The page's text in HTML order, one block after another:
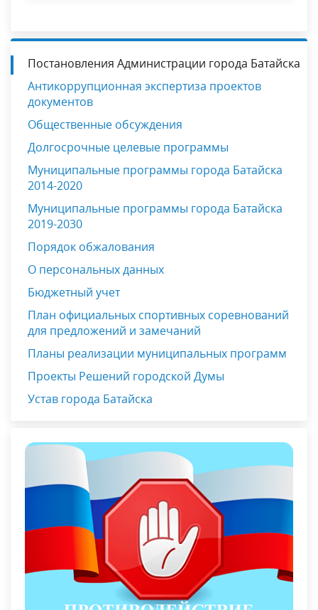
Постановления Администрации города Батайска
Антикоррупционная экспертиза проектов
документов
Общественные обсуждения
Долгосрочные целевые программы
Муниципальные программы города Батайска
2014-2020
Муниципальные программы города Батайска
2019-2030
Порядок обжалования
О персональных данных
Бюджетный учет
План официальных спортивных соревнований
для предложений и замечаний
Планы реализации муниципальных программ
Проекты Решений городской Думы
Устав города Батайска